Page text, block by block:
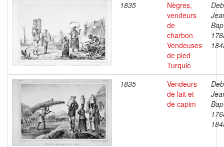
1835
Nègres,
vendeurs
de
charbon.
Vendeuses
de pled
Turquie
1835
Vendeurs
de lait et
de capim